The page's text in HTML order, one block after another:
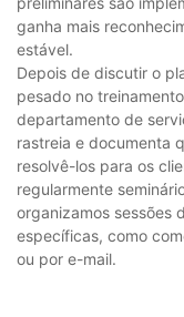
ganha mais
estável.
Depois de discutir o
pesado no
departamento de
rastreia e documenta
resolvê-los para os
regularmente
organizamos sessões
específicas, como
ou por e-mail.